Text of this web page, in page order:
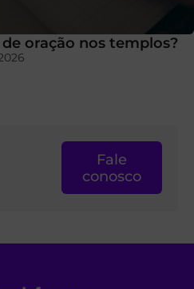
oração nos templos?
Fale
conosco